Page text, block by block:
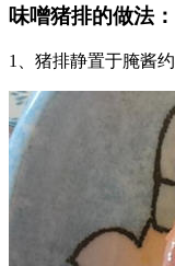
味噌猪排的做法：
1、猪排静置于腌酱约